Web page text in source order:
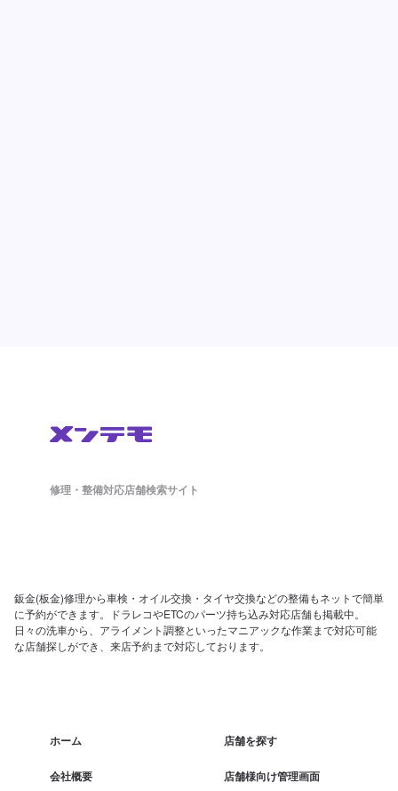
修理・整備対応店舗検索サイト
鈑金(板金)修理から車検・オイル交換・タイヤ交換などの整備もネットで簡単
に予約ができます。ドラレコやETCのパーツ持ち込み対応店舗も掲載中。
日々の洗車から、アライメント調整といったマニアックな作業まで対応可能
な店舗探しができ、来店予約まで対応しております。
ホーム 店舗を探す
会社概要 店舗様向け管理画面